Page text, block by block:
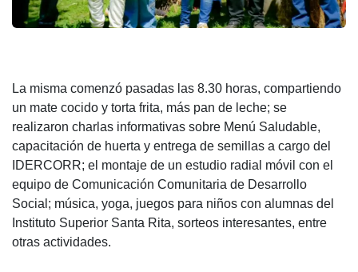
La misma comenzó pasadas las 8.30 horas, compartiendo
un mate cocido y torta frita, más pan de leche; se
realizaron charlas informativas sobre Menú Saludable,
capacitación de huerta y entrega de semillas a cargo del
IDERCORR; el montaje de un estudio radial móvil con el
equipo de Comunicación Comunitaria de Desarrollo
Social; música, yoga, juegos para niños con alumnas del
Instituto Superior Santa Rita, sorteos interesantes, entre
otras actividades.